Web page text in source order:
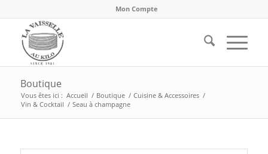
Mon Compte
Boutique
Vous êtes ici : Accueil / Boutique / Cuisine & Accessoires /
Vin & Cocktail / Seau à champagne